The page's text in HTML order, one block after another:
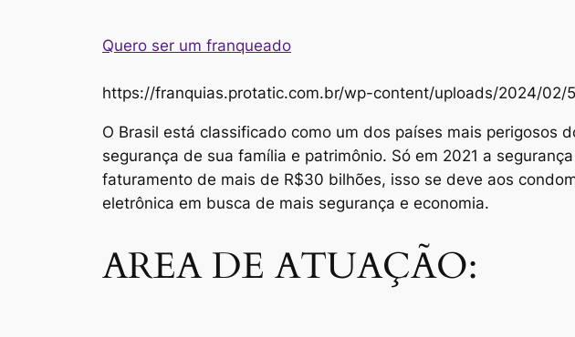
Quero ser um franqueado
https://franquias.protatic.com.br/wp-content/uploads/2024/
O Brasil está classificado como um dos países mais perigosos
segurança de sua família e patrimônio. Só em 2021 a
faturamento de mais de R$30 bilhões, isso se deve aos
eletrônica em busca de mais segurança e economia.
AREA DE ATUAÇÃO: